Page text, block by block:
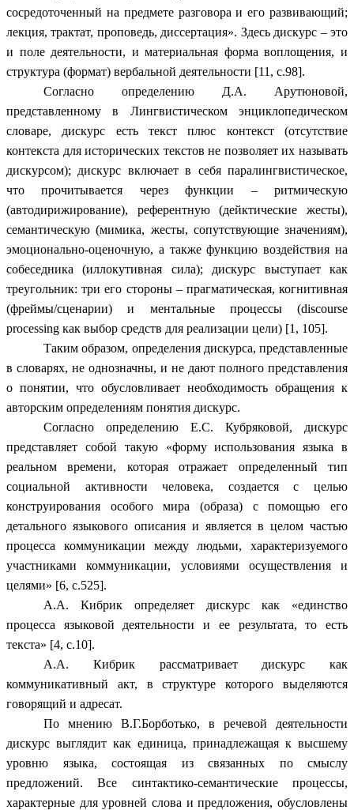
сосредоточенный на предмете разговора и его развивающий;
лекция, трактат, проповедь, диссертация». Здесь дискурс – это
и поле деятельности, и материальная форма воплощения, и
структура (формат) вербальной деятельности [11, c.98].
Согласно определению Д.А. Арутюновой,
представленному в Лингвистическом энциклопедическом
словаре, дискурс есть текст плюс контекст (отсутствие
контекста для исторических текстов не позволяет их называть
дискурсом); дискурс включает в себя паралингвистическое,
что прочитывается через функции – ритмическую
(автодирижирование), референтную (дейктические жесты),
семантическую (мимика, жесты, сопутствующие значениям),
эмоционально-оценочную, а также функцию воздействия на
собеседника (иллокутивная сила); дискурс выступает как
треугольник: три его стороны – прагматическая, когнитивная
(фреймы/сценарии) и ментальные процессы (discourse
processing как выбор средств для реализации цели) [1, 105].
Таким образом, определения дискурса, представленные
в словарях, не однозначны, и не дают полного представления
о понятии, что обусловливает необходимость обращения к
авторским определениям понятия дискурс.
Согласно определению Е.С. Кубряковой, дискурс
представляет собой такую «форму использования языка в
реальном времени, которая отражает определенный тип
социальной активности человека, создается с целью
конструирования особого мира (образа) с помощью его
детального языкового описания и является в целом частью
процесса коммуникации между людьми, характеризуемого
участниками коммуникации, условиями осуществления и
целями» [6, c.525].
А.А. Кибрик определяет дискурс как «единство
процесса языковой деятельности и ее результата, то есть
текста» [4, c.10].
А.А. Кибрик рассматривает дискурс как
коммуникативный акт, в структуре которого выделяются
говорящий и адресат.
По мнению В.Г.Борботько, в речевой деятельности
дискурс выглядит как единица, принадлежащая к высшему
уровню языка, состоящая из связанных по смыслу
предложений. Все синтактико-семантические процессы,
характерные для уровней слова и предложения, обусловлены